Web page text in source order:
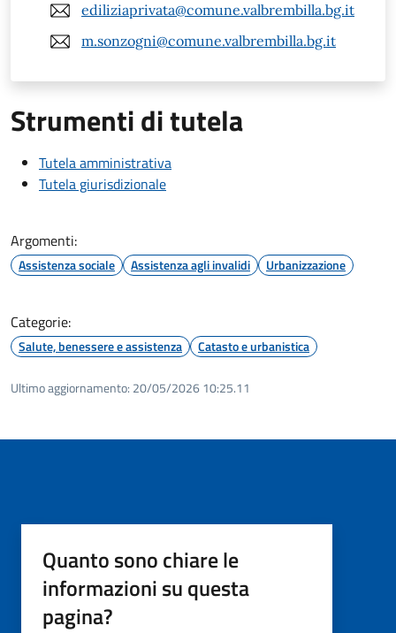
ediliziaprivata@comune.valbrembilla.bg.it
m.sonzogni@comune.valbrembilla.bg.it
Strumenti di tutela
Tutela amministrativa
Tutela giurisdizionale
Argomenti:
Assistenza sociale Assistenza agli invalidi Urbanizzazione
Categorie:
Salute, benessere e assistenza Catasto e urbanistica
Ultimo aggiornamento: 20/05/2026 10:25.11
Quanto sono chiare le
informazioni su questa
pagina?